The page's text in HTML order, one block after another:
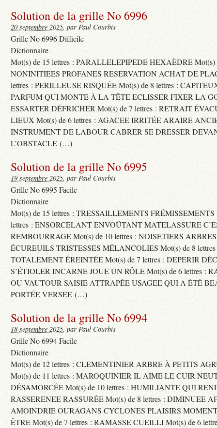
Solution de la grille No 6996
20 septembre 2025, par Paul Courbis
Grille No 6996 Difficile
Dictionnaire
Mot(s) de 15 lettres : PARALLELEPIPEDE HEXAÈDRE Mot(s)
NONINITIEES PROFANES RESERVATION ACHAT DE
lettres : PERILLEUSE RISQUÉE Mot(s) de 8 lettres :
PARFUM QUI MONTE À LA TÊTE ECLISSER FIXER LA
ESSARTER DÉFRICHER Mot(s) de 7 lettres : RETRAIT
LIEUX Mot(s) de 6 lettres : AGACEE IRRITÉE ARAIRE
INSTRUMENT DE LABOUR CABRER SE DRESSER
L’OBSTACLE (…)
Solution de la grille No 6995
19 septembre 2025, par Paul Courbis
Grille No 6995 Facile
Dictionnaire
Mot(s) de 15 lettres : TRESSAILLEMENTS FRÉMISSEMENTS
lettres : ENSORCELANT ENVOÛTANT MATELASSURE
REMBOURRAGE Mot(s) de 10 lettres : NOISETIERS
ÉCUREUILS TRISTESSES MÉLANCOLIES Mot(s) de 8
TOTALEMENT ÉREINTÉE Mot(s) de 7 lettres : DEPERIR
S’ÉTIOLER INCARNE JOUE UN RÔLE Mot(s) de 6 lettres :
OU VAUTOUR SAISIE ATTRAPÉE USAGEE QUI A ÉTÉ
PORTÉE VERSEE (…)
Solution de la grille No 6994
18 septembre 2025, par Paul Courbis
Grille No 6994 Facile
Dictionnaire
Mot(s) de 12 lettres : CLEMENTINIER ARBRE À PETITS
Mot(s) de 11 lettres : MAROQUINIER IL AIME LE CUIR
DÉSAMORCÉE Mot(s) de 10 lettres : HUMILIANTE QUI
RASSERENEE RASSURÉE Mot(s) de 8 lettres : DIMINUEE
AMOINDRIE OURAGANS CYCLONES PLAISIRS
ÊTRE Mot(s) de 7 lettres : RAMASSE CUEILLI Mot(s) de 6